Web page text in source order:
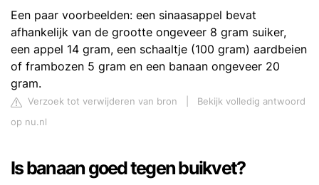
Een paar voorbeelden: een sinaasappel bevat
afhankelijk van de grootte ongeveer 8 gram suiker,
een appel 14 gram, een schaaltje (100 gram) aardbeien
of frambozen 5 gram en een banaan ongeveer 20
gram.
Verzoek tot verwijderen van bron
Bekijk volledig antwoord
op nu.nl
Is banaan goed tegen buikvet?